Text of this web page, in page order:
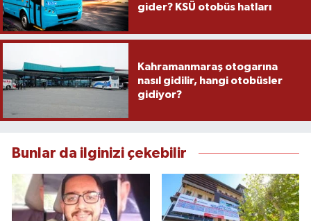
gider? KSÜ otobüs hatları
Kahramanmaraş otogarına
nasıl gidilir, hangi otobüsler
gidiyor?
Bunlar da ilginizi çekebilir